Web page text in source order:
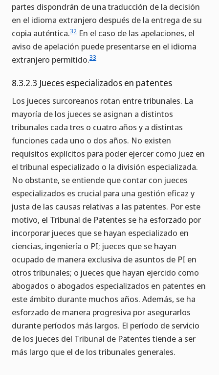
partes dispondrán de una traducción de la decisión
en el idioma extranjero después de la entrega de su
copia auténtica.32 En el caso de las apelaciones, el
aviso de apelación puede presentarse en el idioma
extranjero permitido.33
8.3.2.3 Jueces especializados en patentes
Los jueces surcoreanos rotan entre tribunales. La
mayoría de los jueces se asignan a distintos
tribunales cada tres o cuatro años y a distintas
funciones cada uno o dos años. No existen
requisitos explícitos para poder ejercer como juez en
el tribunal especializado o la división especializada.
No obstante, se entiende que contar con jueces
especializados es crucial para una gestión eficaz y
justa de las causas relativas a las patentes. Por este
motivo, el Tribunal de Patentes se ha esforzado por
incorporar jueces que se hayan especializado en
ciencias, ingeniería o PI; jueces que se hayan
ocupado de manera exclusiva de asuntos de PI en
otros tribunales; o jueces que hayan ejercido como
abogados o abogados especializados en patentes en
este ámbito durante muchos años. Además, se ha
esforzado de manera progresiva por asegurarlos
durante períodos más largos. El período de servicio
de los jueces del Tribunal de Patentes tiende a ser
más largo que el de los tribunales generales.